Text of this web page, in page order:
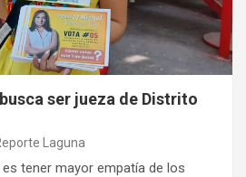
ser jueza de Distrito
Laguna
tener mayor empatía de los